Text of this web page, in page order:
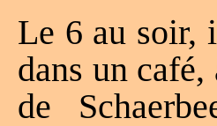
Le 6 au soir,
dans un
de